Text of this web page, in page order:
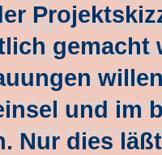
gemacht
und im
Nur dies